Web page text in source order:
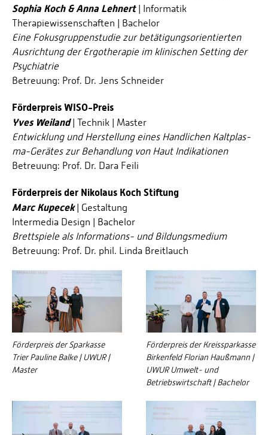
Sophia Koch & Anna Lehnert | Informatik
Therapiewissenschaften | Bachelor
Eine Fokusgruppenstudie zur betätigungsorientierten
Ausrichtung der Ergotherapie im klinischen Setting der
Psychiatrie
Betreuung: Prof. Dr. Jens Schneider
Förderpreis WISO-Preis
Yves Weiland| Technik | Master
Entwicklung und Herstellung eines Handlichen Kaltplas­
ma-Gerätes zur Behandlung von Haut Indikationen
Betreuung: Prof. Dr. Dara Feili
Förderpreis der Nikolaus Koch Stiftung
Marc Kupecek| Gestaltung
Intermedia Design | Bachelor
Brettspiele als Informations- und Bildungsmedium
Betreuung: Prof. Dr. phil. Linda Breitlauch
Förderpreis der Sparkasse
Trier Pauline Balke | UWUR |
Master
Förderpreis der Kreissparkasse
Birkenfeld Florian Haußmann |
UWUR Umwelt- und
Betriebswirtschaft | Bachelor